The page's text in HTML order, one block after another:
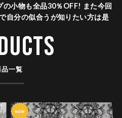
の小物も全品30％OFF! また今回
自分の似合うが知りたい方は是
品一覧